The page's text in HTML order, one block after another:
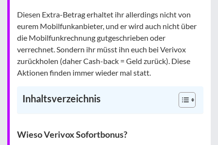
Diesen Extra-Betrag erhaltet ihr allerdings nicht von
eurem Mobilfunkanbieter, und er wird auch nicht über
die Mobilfunkrechnung gutgeschrieben oder
verrechnet. Sondern ihr müsst ihn euch bei Verivox
zurückholen (daher Cash-back = Geld zurück). Diese
Aktionen finden immer wieder mal statt.
Inhaltsverzeichnis
Wieso Verivox Sofortbonus?